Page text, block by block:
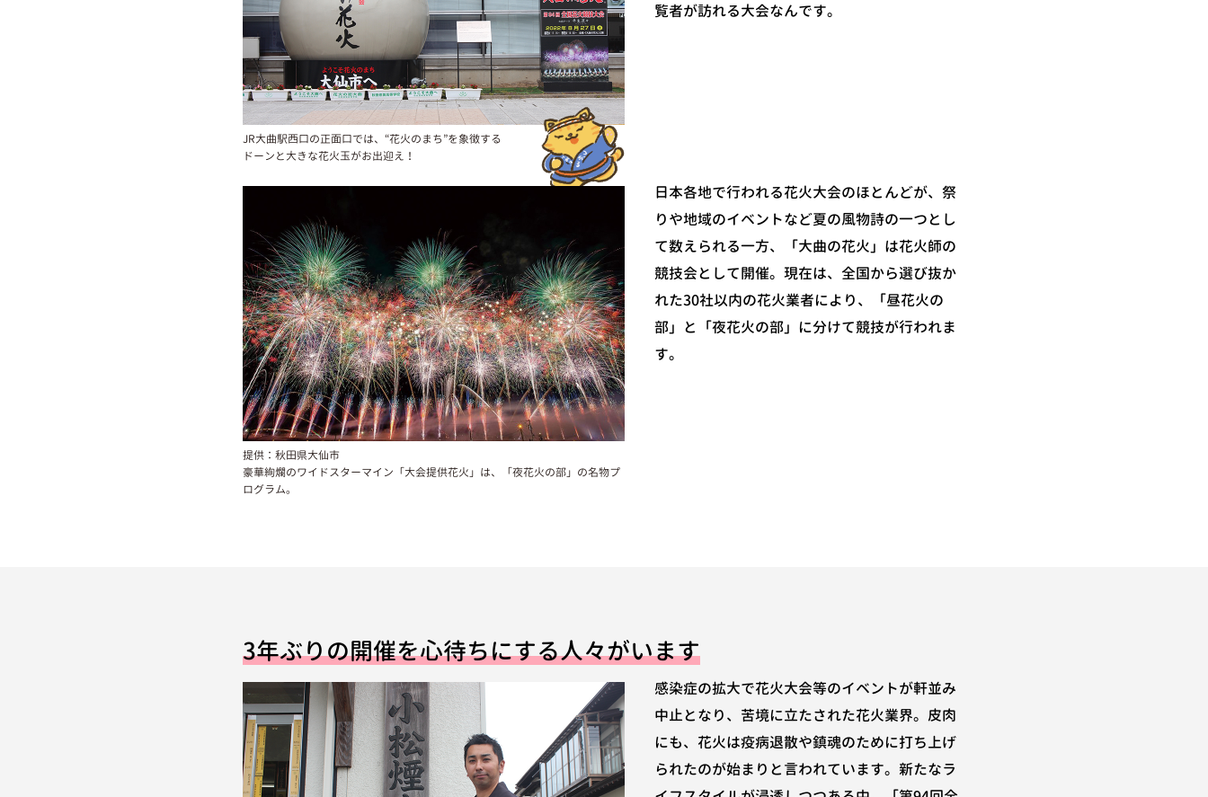
JR大曲駅西口の正面口では、“花火のまち”を象徴する
ドーンと大きな花火玉がお出迎え！
覧者が訪れる大会なんです。
提供：秋田県大仙市
豪華絢爛のワイドスターマイン「大会提供花火」は、「夜花火の部」の名物プ
ログラム。
日本各地で行われる花火大会のほとんどが、祭
りや地域のイベントなど夏の風物詩の一つとし
て数えられる一方、「大曲の花火」は花火師の
競技会として開催。現在は、全国から選び抜か
れた30社以内の花火業者により、「昼花火の
部」と「夜花火の部」に分けて競技が行われま
す。
3年ぶりの開催を心待ちにする人々がいます
感染症の拡大で花火大会等のイベントが軒並み
中止となり、苦境に立たされた花火業界。皮肉
にも、花火は疫病退散や鎮魂のために打ち上げ
られたのが始まりと言われています。新たなラ